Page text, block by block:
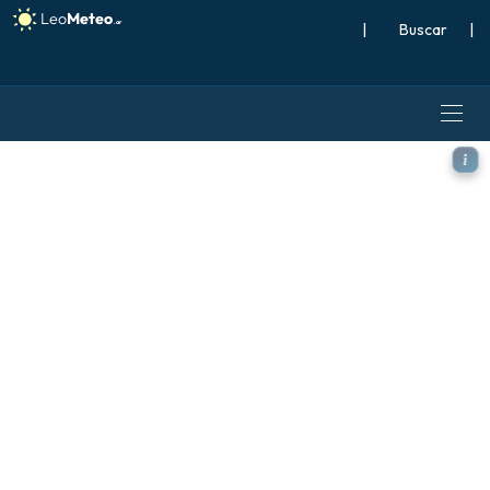
| |
ICON modelo - Japón,